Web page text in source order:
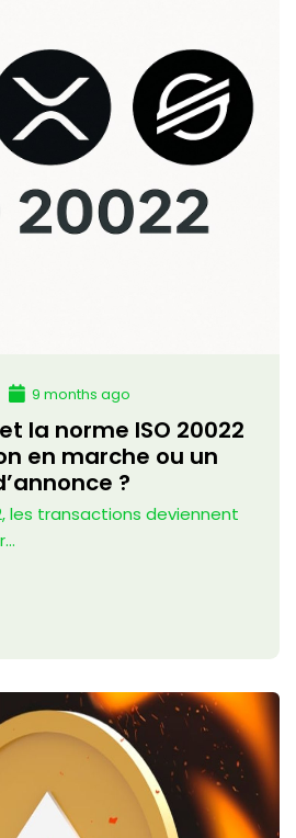
9 months ago
la norme ISO 20022
en marche ou un
?
les transactions deviennent